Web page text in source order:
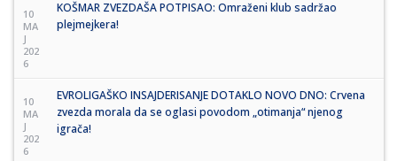
10
MA
J
202
6
KOŠMAR ZVEZDAŠA POTPISAO: Omraženi klub sadržao
plejmejkera!
10
MA
J
202
6
EVROLIGAŠKO INSAJDERISANJE DOTAKLO NOVO DNO: Crvena
zvezda morala da se oglasi povodom „otimanja“ njenog
igrača!